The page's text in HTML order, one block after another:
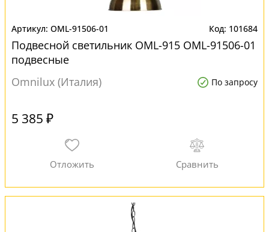
OML-91506-01 101684
Подвесной светильник OML-915 OML-91506-01
подвесные
Omnilux (Италия)
По запросу
5 385 ₽